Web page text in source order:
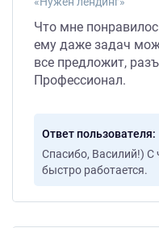
Что мне
ему даже задач
все предложит,
Профессионал.
Ответ пользователя
Спасибо, Василий!) С
быстро работается.